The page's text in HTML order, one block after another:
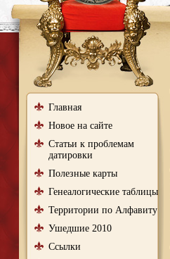
Главная
Новое на сайте
Статьи к проблемам
датировки
Полезные карты
Генеалогические таблицы
Территории по Алфавиту
Ушедшие 2010
Ссылки